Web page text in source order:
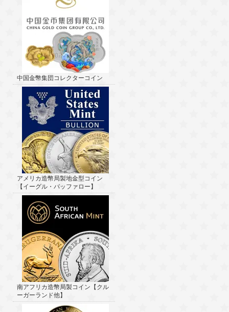
中国金幣集団コレクターコイン
アメリカ造幣局製地金型コイン
【イーグル・バッファロー】
南アフリカ造幣局製コイン【クル
ーガーランド他】